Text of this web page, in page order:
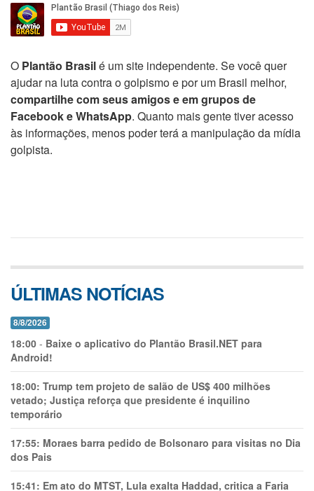
O Plantão Brasilé um site independente. Se você quer
ajudar na luta contra o golpismo e por um Brasil melhor,
compartilhe com seus amigos e em grupos de
Facebook e WhatsApp. Quanto mais gente tiver acesso
às informações, menos poder terá a manipulação da mídia
golpista.
ÚLTIMAS NOTÍCIAS
8/8/2026
18:00 - Baixe o aplicativo do Plantão Brasil.NET para
Android!
18:00: Trump tem projeto de salão de US$ 400 milhões
vetado; Justiça reforça que presidente é inquilino
temporário
17:55: Moraes barra pedido de Bolsonaro para visitas no Dia
dos Pais
15:41: Em ato do MTST, Lula exalta Haddad, critica a Faria